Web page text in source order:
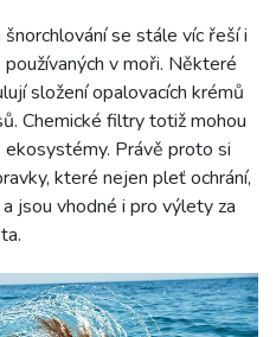
se stále víc řeší i
v moři. Některé
složení opalovacích krémů
Chemické filtry totiž mohou
Právě proto si
které nejen pleť ochrání,
jsou vhodné i pro výlety za